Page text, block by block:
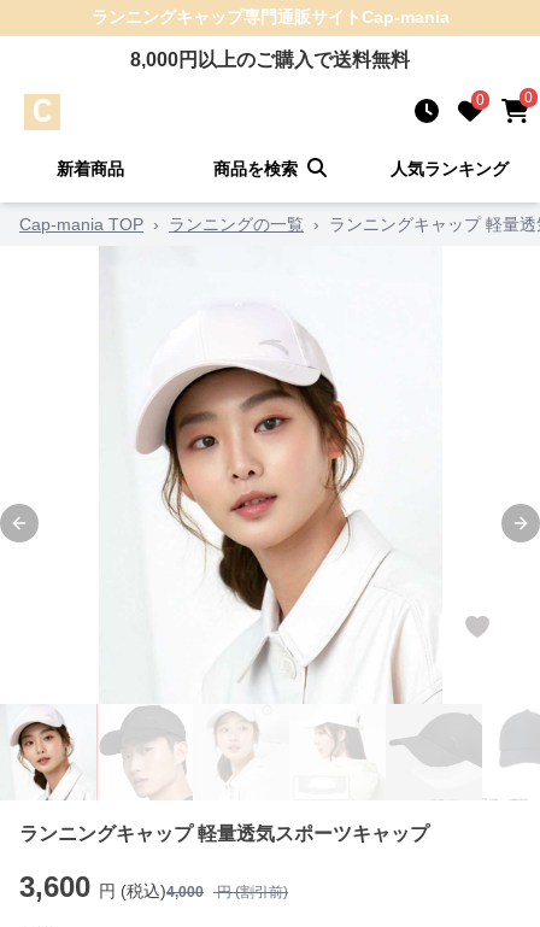
ランニングキャップ専門通販サイトCap-mania
8,000円以上のご購入で送料無料
0 0
新着商品 商品を検索 人気ランキング
Cap-mania TOP › ランニングの一覧 › ランニングキャップ 軽量
Previous slide
ランニングキャップ 軽量透気スポーツキャップ
3,600 円 (税込)4,000 円 (割引前)